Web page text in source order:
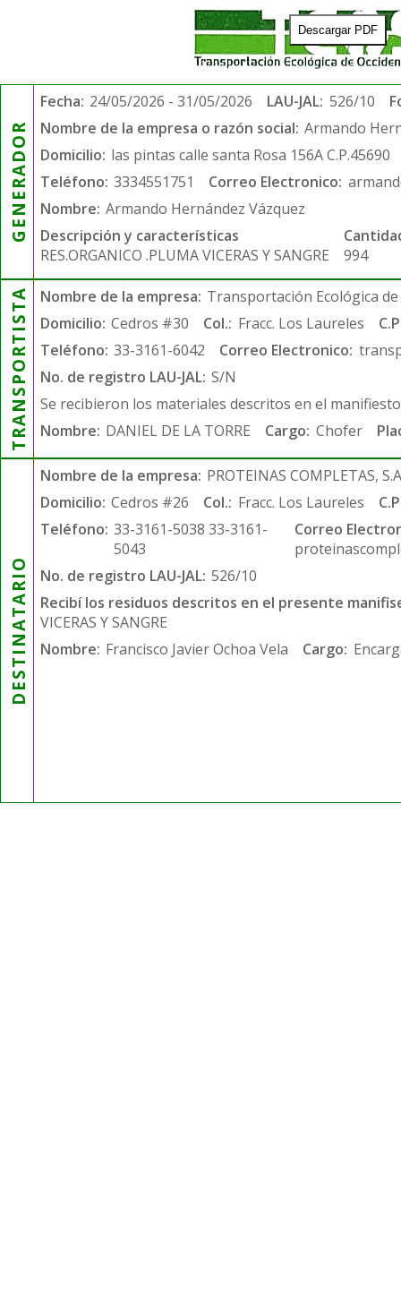
Descargar PDF
GENERADOR
Fecha: 24/05/2026 - 31/05/2026 LAU-JAL: 526/10
Nombre de la empresa o razón social: Armando
Domicilio: las pintas calle santa Rosa 156A C.P.45690
Teléfono: 3334551751 Correo Electronico:
Nombre: Armando Hernández Vázquez
Descripción y características
RES.ORGANICO .PLUMA VICERAS Y SANGRE
994
TRANSPORTISTA Nombre de la empresa: Transportación Ecológica de
Domicilio: Cedros #30 Col.: Fracc. Los Laureles
Teléfono: 33-3161-6042 Correo Electronico:
No. de registro LAU-JAL: S/N
Se recibieron los materiales descritos en el
Nombre: DANIEL DE LA TORRE Cargo: Chofer
DESTINATARIO
Nombre de la empresa: PROTEINAS COMPLETAS,
Domicilio: Cedros #26 Col.: Fracc. Los Laureles
Teléfono: 33-3161-5038 33-3161-
5043
Correo
No. de registro LAU-JAL: 526/10
Recibí los residuos descritos en el presente
VICERAS Y SANGRE
Nombre: Francisco Javier Ochoa Vela Cargo: